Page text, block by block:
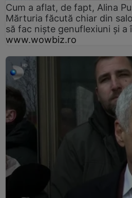
Cum a aflat, de fapt, Alina
Mărturia făcută chiar din
să fac niște genuflexiuni și a
www.wowbiz.ro